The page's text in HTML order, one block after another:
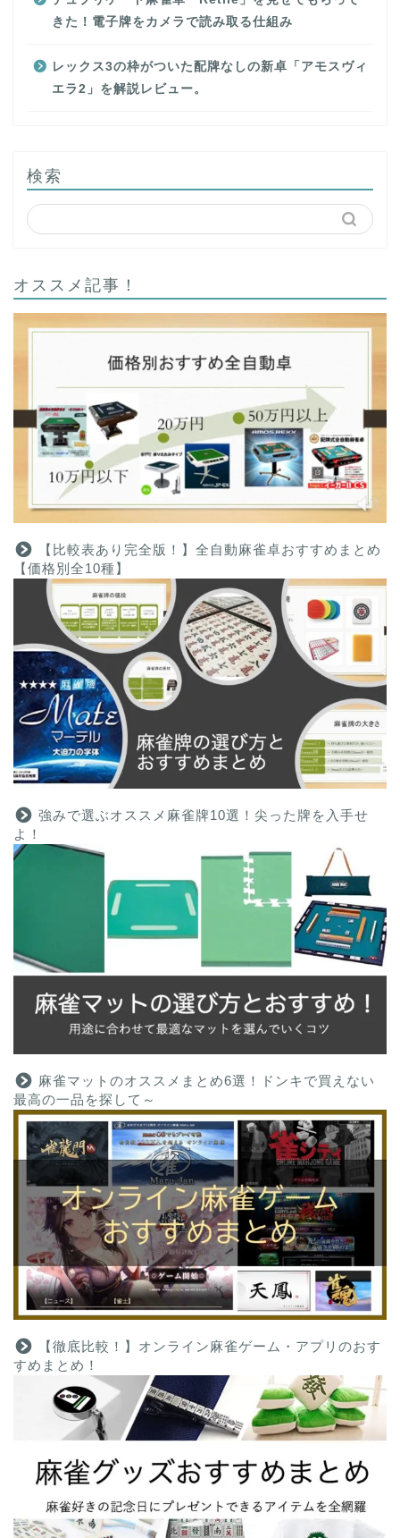
きた！電子牌をカメラで読み取る仕組み
レックス3の枠がついた配牌なしの新卓「アモスヴィ
エラ2」を解説レビュー。
検索
オススメ記事！
【比較表あり完全版！】全自動麻雀卓おすすめまとめ
【価格別全10種】
強みで選ぶオススメ麻雀牌10選！尖った牌を入手せ
よ！
麻雀マットのオススメまとめ6選！ドンキで買えない
最高の一品を探して～
【徹底比較！】オンライン麻雀ゲーム・アプリのおす
すめまとめ！